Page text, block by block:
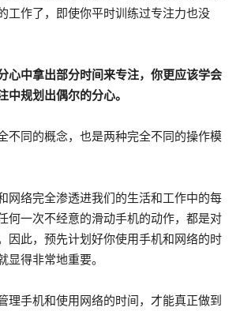
工作了，即使你平时训练过专注力也没
心中拿出部分时间来专注，你更应该学会
中规划出偶尔的分心。
不同的概念，也是两种完全不同的操作模
网络完全渗透进我们的生活和工作中的每
何一次不经意的滑动手机的动作，都是对
因此，预先计划好你使用手机和网络的时
显得非常地重要。
理手机和使用网络的时间，才能真正做到